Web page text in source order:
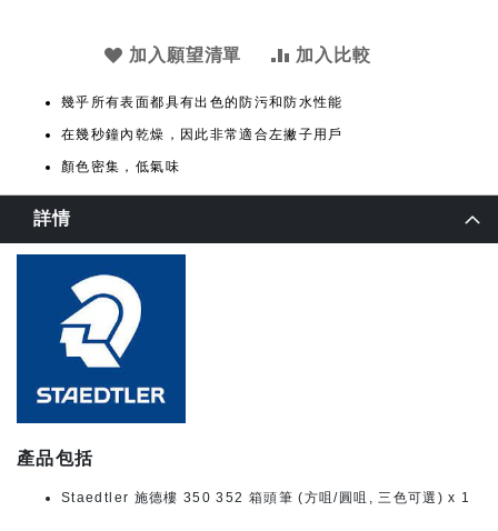
加入願望清單 加入比較
幾乎所有表面都具有出色的防污和防水性能
在幾秒鐘內乾燥，因此非常適合左撇子用戶
顏色密集，低氣味
詳情
產品包括
Staedtler 施德樓 350 352 箱頭筆 (方咀/圓咀, 三色可選) x 1